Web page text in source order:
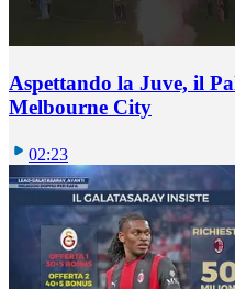
Aspettando la Juve, il
Melbourne City
02:23